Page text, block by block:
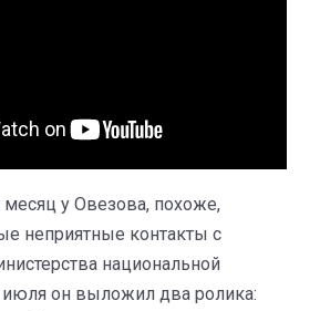
месяц у Овезова, похоже,
неприятные контакты с
национальной
июля он выложил два ролика: